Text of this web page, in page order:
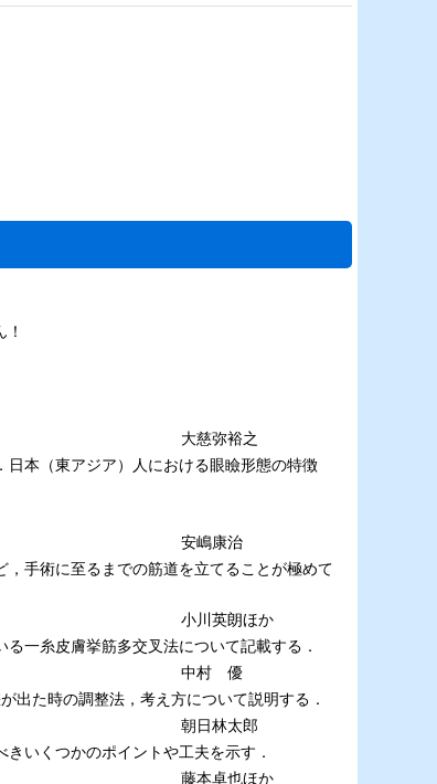
大慈弥裕之
本（東アジア）人における眼瞼形態の特徴
安嶋康治
手術に至るまでの筋道を立てることが極めて
小川英朗ほか
一糸皮膚挙筋多交叉法について記載する．
中村 優
出た時の調整法，考え方について説明する．
朝日林太郎
いくつかのポイントや工夫を示す．
藤本卓也ほか